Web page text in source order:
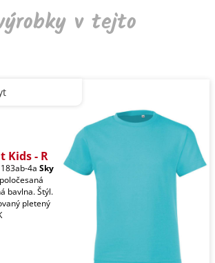
v tejto
Kids - R
4a Sky
bavlna. Štýl.
pletený